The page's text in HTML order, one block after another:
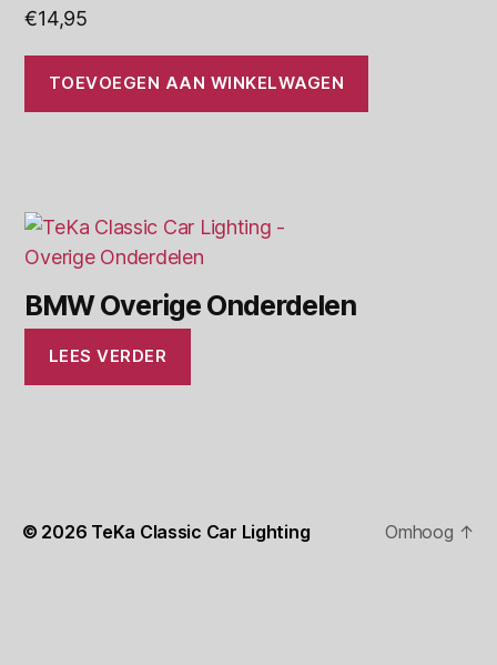
€14,95
TOEVOEGEN AAN WINKELWAGEN
BMW Overige Onderdelen
LEES VERDER
© 2026 TeKa Classic Car Lighting Omhoog ↑